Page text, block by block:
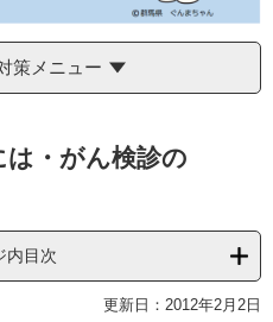
策メニュー
・がん検診の
内目次
更新日：2012年2月2日